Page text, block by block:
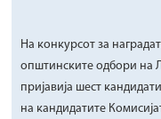
На конкурсот за
општинските одбори на
пријавија шест
на кандидатите